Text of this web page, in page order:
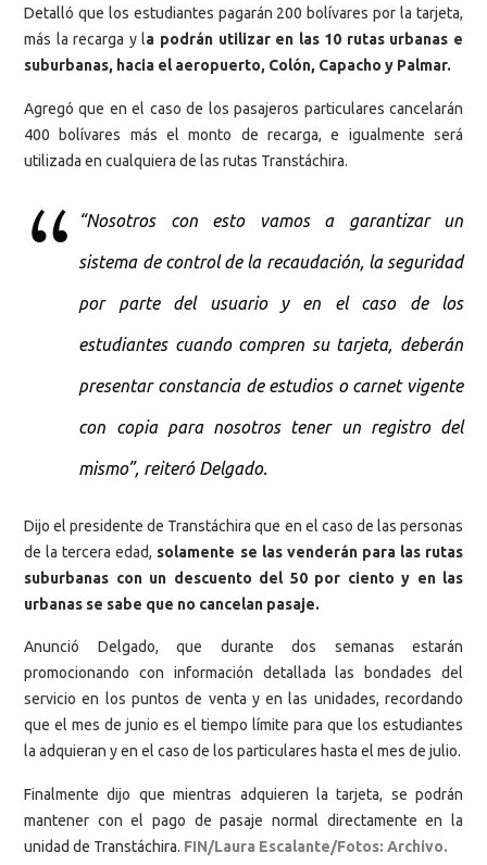
Detalló que los estudiantes pagarán 200 bolívares por la tarjeta,
más la recarga y la podrán utilizar en las 10 rutas urbanas e
suburbanas, hacia el aeropuerto, Colón, Capacho y Palmar.
Agregó que en el caso de los pasajeros particulares cancelarán
400 bolívares más el monto de recarga, e igualmente será
utilizada en cualquiera de las rutas Transtáchira.
“Nosotros con esto vamos a garantizar un
sistema de control de la recaudación, la seguridad
por parte del usuario y en el caso de los
estudiantes cuando compren su tarjeta, deberán
presentar constancia de estudios o carnet vigente
con copia para nosotros tener un registro del
mismo”, reiteró Delgado.
Dijo el presidente de Transtáchira que en el caso de las personas
de la tercera edad, solamente se las venderán para las rutas
suburbanas con un descuento del 50 por ciento y en las
urbanas se sabe que no cancelan pasaje.
Anunció Delgado, que durante dos semanas estarán
promocionando con información detallada las bondades del
servicio en los puntos de venta y en las unidades, recordando
que el mes de junio es el tiempo límite para que los estudiantes
la adquieran y en el caso de los particulares hasta el mes de julio.
Finalmente dijo que mientras adquieren la tarjeta, se podrán
mantener con el pago de pasaje normal directamente en la
unidad de Transtáchira. FIN/Laura Escalante/Fotos: Archivo.